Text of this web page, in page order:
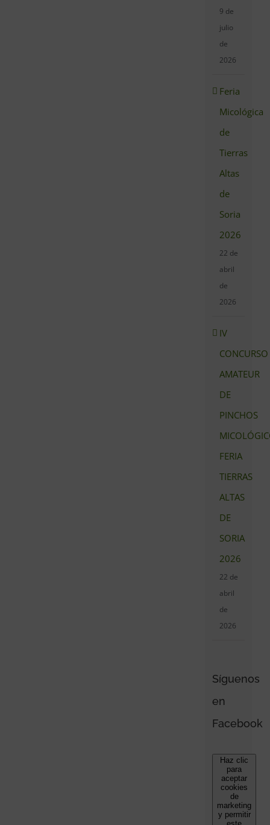
9 de
julio
de
2026
Feria
Micológica
de
Tierras
Altas
de
Soria
2026
22 de
abril
de
2026
IV
CONCURSO
AMATEUR
DE
PINCHOS
FERIA
TIERRAS
ALTAS
DE
SORIA
2026
22 de
abril
de
2026
Síguenos
en
Facebook
Haz clic
para
aceptar
cookies
de
marketing
y permitir